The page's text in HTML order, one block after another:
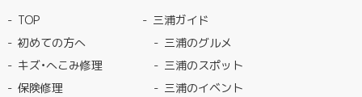
TOP
初めての方へ
キズ・へこみ修理
保険修理
三浦ガイド
三浦のグルメ
三浦のスポット
三浦のイベント